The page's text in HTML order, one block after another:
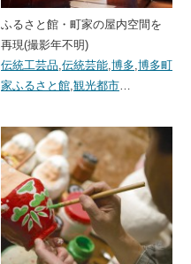
ふるさと館・町家の屋内空間を
再現(撮影年不明)
伝統工芸品,伝統芸能,博多,博多町
家ふるさと館,観光都市…